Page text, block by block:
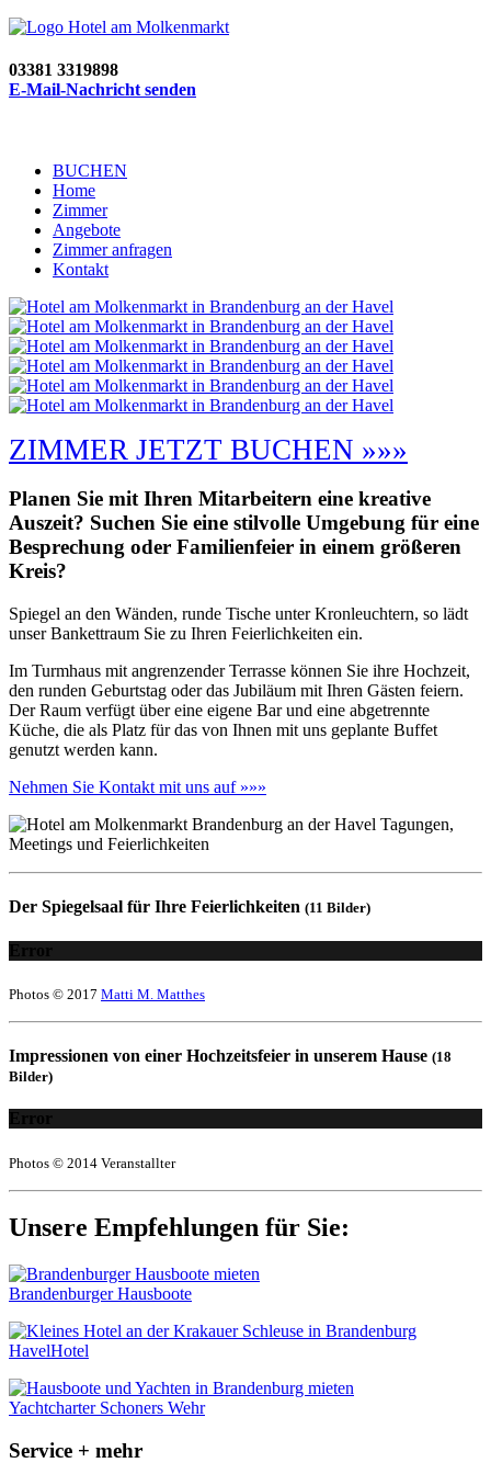
03381 3319898
E-Mail-Nachricht senden
BUCHEN
Home
Zimmer
Angebote
Zimmer anfragen
Kontakt
ZIMMER JETZT BUCHEN »»»
Planen Sie mit Ihren Mitarbeitern eine kreative
Auszeit? Suchen Sie eine stilvolle Umgebung für eine
Besprechung oder Familienfeier in einem größeren
Kreis?
Spiegel an den Wänden, runde Tische unter Kronleuchtern, so lädt
unser Bankettraum Sie zu Ihren Feierlichkeiten ein.
Im Turmhaus mit angrenzender Terrasse können Sie ihre Hochzeit,
den runden Geburtstag oder das Jubiläum mit Ihren Gästen feiern.
Der Raum verfügt über eine eigene Bar und eine abgetrennte
Küche, die als Platz für das von Ihnen mit uns geplante Buffet
genutzt werden kann.
Nehmen Sie Kontakt mit uns auf »»»
Der Spiegelsaal für Ihre Feierlichkeiten (11 Bilder)
Error
Photos © 2017 Matti M. Matthes
Impressionen von einer Hochzeitsfeier in unserem Hause (18
Bilder)
Error
Photos © 2014 Veranstallter
Unsere Empfehlungen für Sie:
Brandenburger Hausboote
HavelHotel
Yachtcharter Schoners Wehr
Service + mehr